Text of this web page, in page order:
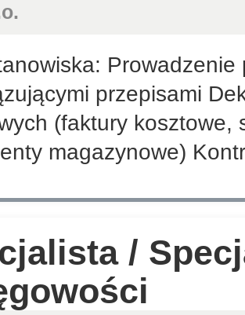
Prowadzenie
przepisami
(faktury
magazynowe)
/